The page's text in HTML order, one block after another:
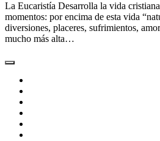
La Eucaristía Desarrolla la vida
momentos: por encima de esta vida
diversiones, placeres, sufrimientos,
mucho más alta…